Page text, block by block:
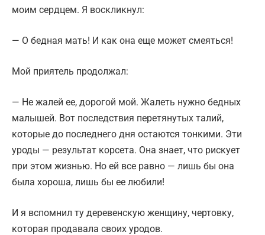
моим сердцем. Я воскликнул:
— О бедная мать! И как она еще может смеяться!
Мой приятель продолжал:
— Не жалей ее, дорогой мой. Жалеть нужно бедных
малышей. Вот последствия перетянутых талий,
которые до последнего дня остаются тонкими. Эти
уроды — результат корсета. Она знает, что рискует
при этом жизнью. Но ей все равно — лишь бы она
была хороша, лишь бы ее любили!
И я вспомнил ту деревенскую женщину, чертовку,
которая продавала своих уродов.